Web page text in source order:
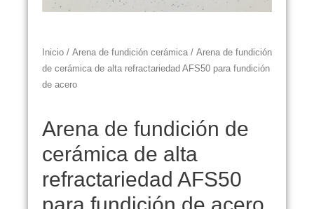
Inicio / Arena de fundición cerámica / Arena de fundición
de cerámica de alta refractariedad AFS50 para fundición
de acero
Arena de fundición de
cerámica de alta
refractariedad AFS50